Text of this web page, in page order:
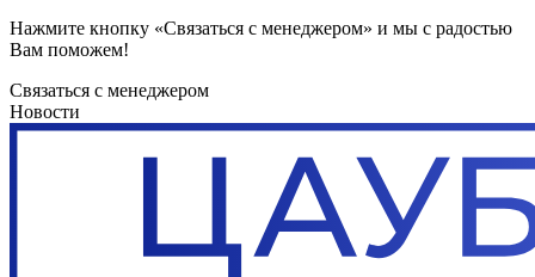
Нажмите кнопку «Связаться с менеджером» и мы с радостью
Вам поможем!
Связаться с менеджером
Новости